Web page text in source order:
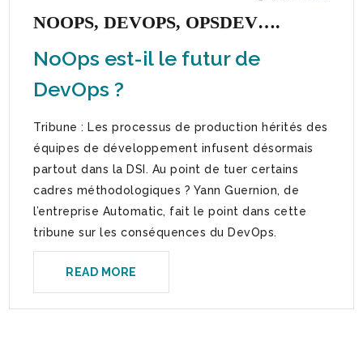
NOOPS, DEVOPS, OPSDEV….
NoOps est-il le futur de
DevOps ?
Tribune : Les processus de production hérités des
équipes de développement infusent désormais
partout dans la DSI. Au point de tuer certains
cadres méthodologiques ? Yann Guernion, de
l’entreprise Automatic, fait le point dans cette
tribune sur les conséquences du DevOps.
READ MORE